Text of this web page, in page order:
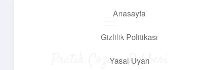
Anasayfa
Gizlilik Politikası
Yasal Uyarı
Pratik Çözüm Rehberi